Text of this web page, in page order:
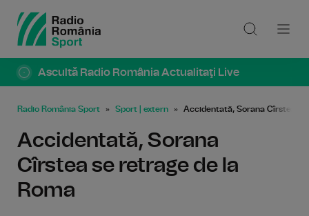
Ascultă Radio România Actualitaţi Live
Radio România Sport Sport | extern Accidentată, Sorana Cîrstea se
Accidentată, Sorana
Cîrstea se retrage de la
Roma